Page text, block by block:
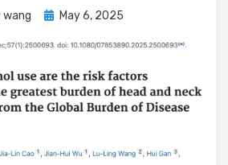
wang
PostedMay 6, 2025